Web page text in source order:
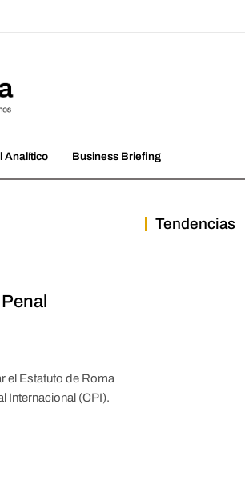
Analítico Business Briefing
el Estatuto de Roma
Internacional (CPI).
Tendencias